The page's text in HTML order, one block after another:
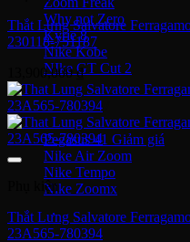
Why not Zero
Kyrie 8
Nike Kobe
NIke GT Cut 2
Giày Chạy
Pegasus 41
Nike Air Zoom
Nike Tempo
Nike Zoomx
Nike Air
Thắt Lưng Salvatore
230118-751187
13,900,000₫
Phụ kiện
Thắt Lưng Salvatore
23A565-780394